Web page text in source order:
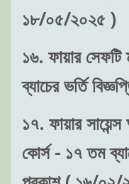
১৮/০৫/২০২৫ )
১৬. ফায়ার
ব্যাচের ভর্তি
১৭. ফায়ার
কোর্স - ১৭ তম
প্রকাশ ( ১৬/০২/